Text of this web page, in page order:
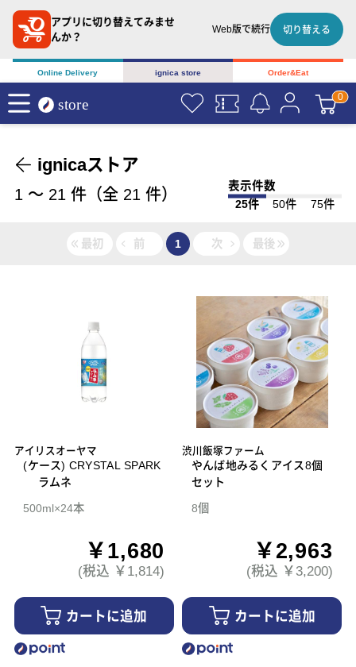
アプリに切り替えてみませ
んか？
Web版で続行 切り替える
Online Delivery ignica store Order&Eat
ignicaストア
1 〜 21 件（全 21 件）
表示件数
25件
50件 75件
最初 前 1 次 最後
アイリスオーヤマ
(ケース) CRYSTAL SPARK
ラムネ
500ml×24本
￥1,680
(税込 ￥1,814)
カートに追加
渋川飯塚ファーム
やんば地みるくアイス8個
セット
8個
￥2,963
(税込 ￥3,200)
カートに追加